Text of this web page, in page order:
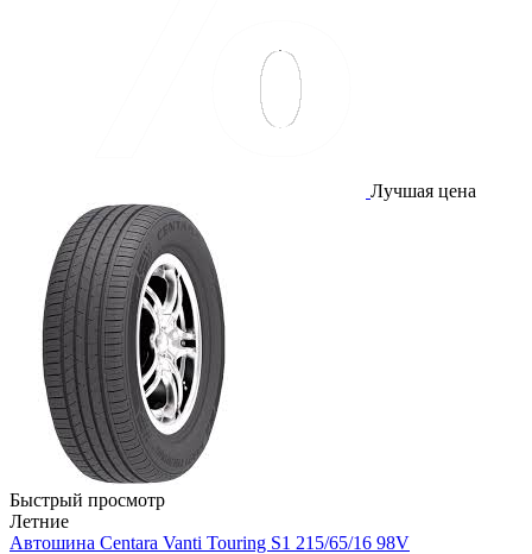
Лучшая цена
Быстрый просмотр
Летние
Автошина Centara Vanti Touring S1 215/65/16 98V